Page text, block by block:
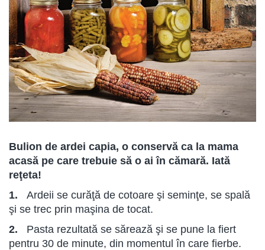
Bulion de ardei capia, o conservă ca la mama
acasă pe care trebuie să o ai în cămară. Iată
reţeta!
1. Ardeii se curăţă de cotoare şi seminţe, se spală
şi se trec prin maşina de tocat.
2. Pasta rezultată se sărează şi se pune la fiert
pentru 30 de minute, din momentul în care fierbe.